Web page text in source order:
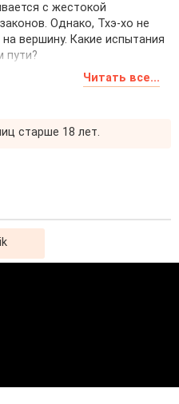
с жестокой
Однако, Тхэ-хо не
вершину. Какие испытания
пути?
Читать все...
старше 18 лет.